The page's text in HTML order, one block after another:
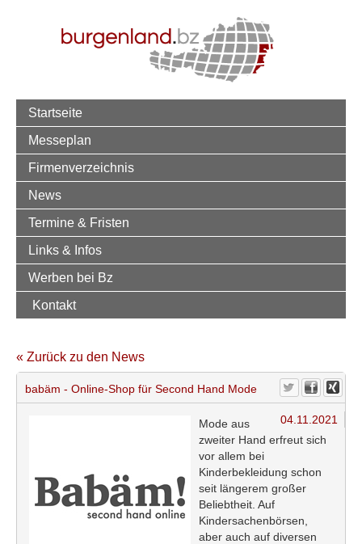
Startseite
Messeplan
Firmenverzeichnis
News
Termine & Fristen
Links & Infos
Werben bei Bz
Kontakt
« Zurück zu den News
babäm - Online-Shop für Second Hand Mode
04.11.2021
Mode aus
zweiter Hand erfreut sich
vor allem bei
Kinderbekleidung schon
seit längerem großer
Beliebtheit. Auf
Kindersachenbörsen,
aber auch auf diversen